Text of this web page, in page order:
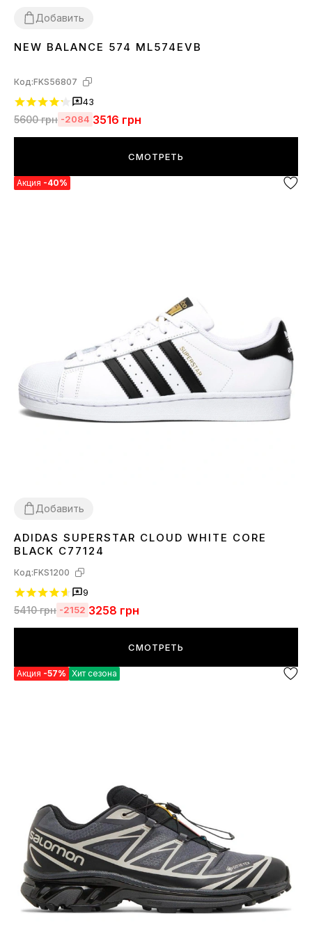
Добавить
3637 3839404142 43 4445
NEW BALANCE 574 ML574EVB
Код:FKS56807
43
5600грн -2084 3516 грн
СМОТРЕТЬ
Акция -40%
Добавить
36 3738 40 41 424344 45
ADIDAS SUPERSTAR CLOUD WHITE CORE
BLACK C77124
Код:FKS1200
9
5410грн -2152 3258 грн
СМОТРЕТЬ
Акция -57% Хит сезона